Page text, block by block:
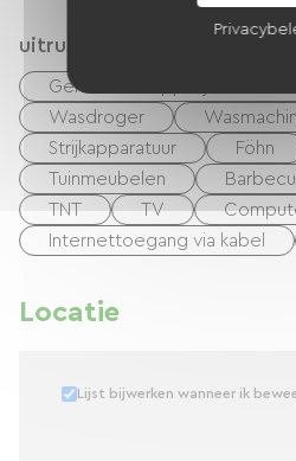
uitrusting
Gemeenschappelijke
Wasdroger
Strijkapparatuur
Föhn
Tuinmeubelen
TNT
TV
Internettoegang via kabel
Locatie
Lijst bijwerken wanneer ik